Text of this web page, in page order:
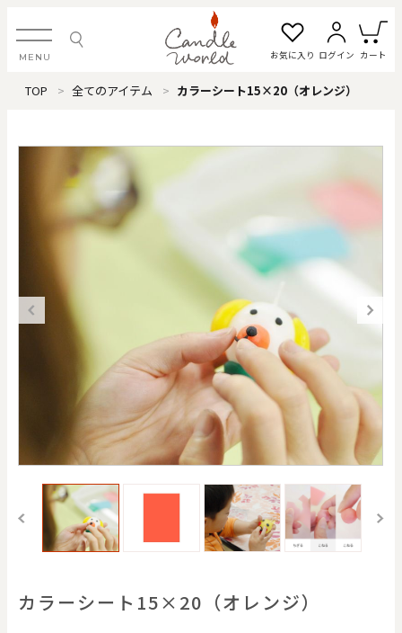
MENU お気に入り ログイン カート
ログイン・新規会員登録
お気に入り一覧
カテゴリから探す
#タグから探す
価格で探す
20000
円
クリア OK
色で探す
TOP 全てのアイテム カラーシート15×20（オレンジ）
カラーシート15×20（オレンジ）